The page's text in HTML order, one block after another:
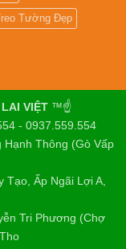
Tường Đẹp
VIỆT ™☝️
- 0937.559.554
Thông (Gò Vấp
Ấp Ngãi Lợi A,
Tri Phương (Chợ